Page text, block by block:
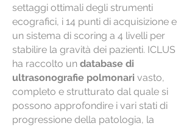
settaggi ottimali degli strumenti
ecografici, i 14 punti di acquisizione e
un sistema di scoring a 4 livelli per
stabilire la gravità dei pazienti. ICLUS
ha raccolto un database di
ultrasonografie polmonari vasto,
completo e strutturato dal quale si
possono approfondire i vari stati di
progressione della patologia, la